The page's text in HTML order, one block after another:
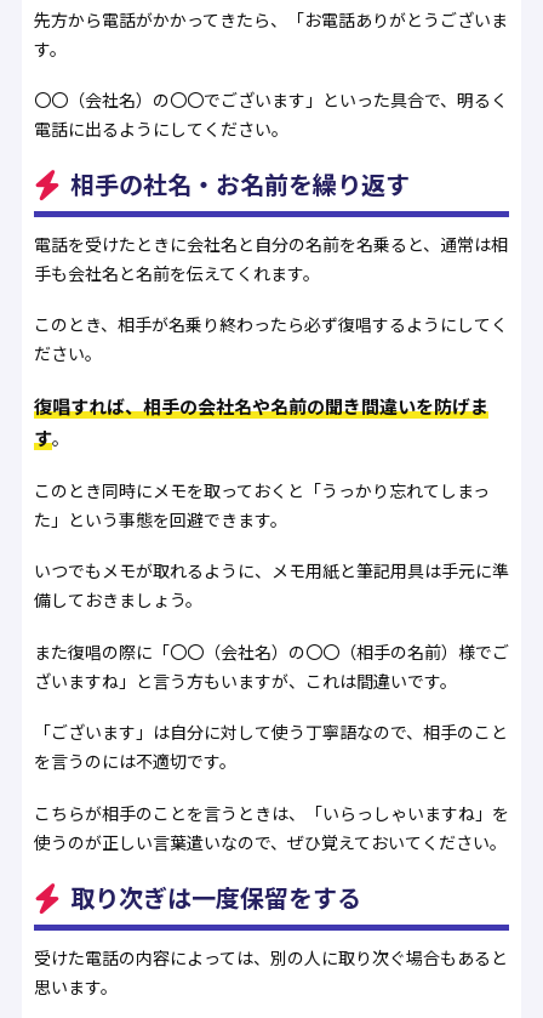
先方から電話がかかってきたら、「お電話ありがとうございま
す。
〇〇（会社名）の〇〇でございます」といった具合で、明るく
電話に出るようにしてください。
相手の社名・お名前を繰り返す
電話を受けたときに会社名と自分の名前を名乗ると、通常は相
手も会社名と名前を伝えてくれます。
このとき、相手が名乗り終わったら必ず復唱するようにしてく
ださい。
復唱すれば、相手の会社名や名前の聞き間違いを防げま
す。
このとき同時にメモを取っておくと「うっかり忘れてしまっ
た」という事態を回避できます。
いつでもメモが取れるように、メモ用紙と筆記用具は手元に準
備しておきましょう。
また復唱の際に「〇〇（会社名）の〇〇（相手の名前）様でご
ざいますね」と言う方もいますが、これは間違いです。
「ございます」は自分に対して使う丁寧語なので、相手のこと
を言うのには不適切です。
こちらが相手のことを言うときは、「いらっしゃいますね」を
使うのが正しい言葉遣いなので、ぜひ覚えておいてください。
取り次ぎは一度保留をする
受けた電話の内容によっては、別の人に取り次ぐ場合もあると
思います。